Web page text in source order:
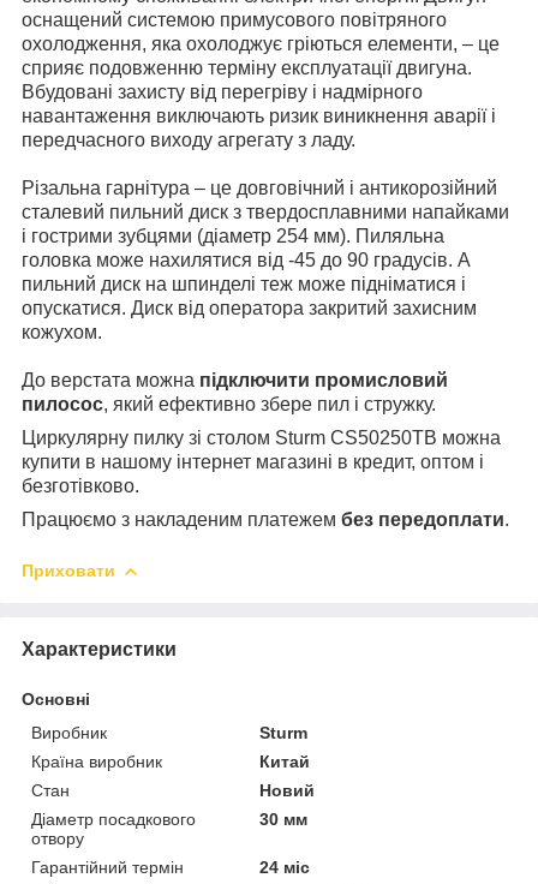
оснащений системою примусового повітряного
охолодження, яка охолоджує гріються елементи, – це
сприяє подовженню терміну експлуатації двигуна.
Вбудовані захисту від перегріву і надмірного
навантаження виключають ризик виникнення аварії і
передчасного виходу агрегату з ладу.
Різальна гарнітура – це довговічний і антикорозійний
сталевий пильний диск з твердосплавними напайками
і гострими зубцями (діаметр 254 мм). Пиляльна
головка може нахилятися від -45 до 90 градусів. А
пильний диск на шпинделі теж може підніматися і
опускатися. Диск від оператора закритий захисним
кожухом.
До верстата можна підключити промисловий
пилосос, який ефективно збере пил і стружку.
Циркулярну пилку зі столом Sturm CS50250TB можна
купити в нашому інтернет магазині в кредит, оптом і
безготівково.
Працюємо з накладеним платежем без передоплати.
Приховати
Характеристики
Основні
Виробник
Sturm
Країна виробник
Китай
Стан
Новий
Діаметр посадкового
отвору
30 мм
Гарантійний термін
24 міс